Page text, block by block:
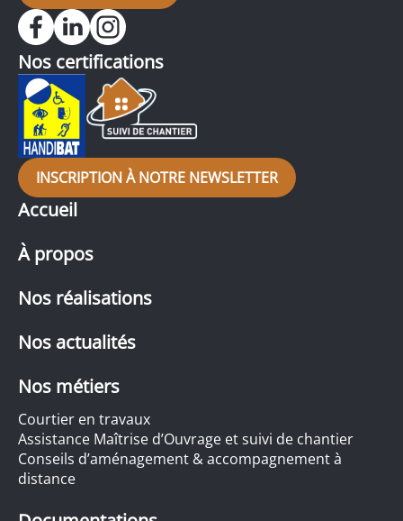
Accueil
À propos
Nos réalisations
Nos actualités
Nos métiers
Courtier en travaux
Assistance Maîtrise d’Ouvrage et suivi de chantier
Conseils d’aménagement & accompagnement à
distance
Nos certifications
INSCRIPTION À NOTRE NEWSLETTER